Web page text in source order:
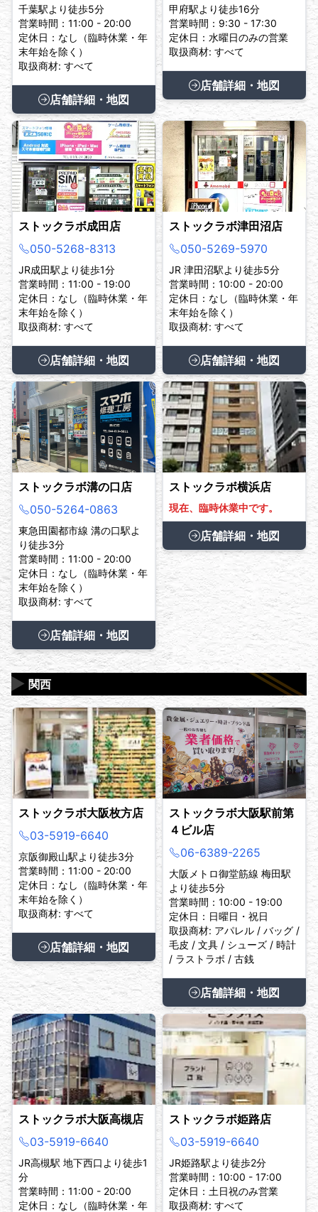
千葉駅より徒歩5分
営業時間：11:00 - 20:00
定休日：なし（臨時休業・年
末年始を除く）
取扱商材: すべて
店舗詳細・地図
甲府駅より徒歩16分
営業時間：9:30 - 17:30
定休日：水曜日のみの営業
取扱商材: すべて
店舗詳細・地図
ストックラボ成田店
050-5268-8313
JR成田駅より徒歩1分
営業時間：11:00 - 19:00
定休日：なし（臨時休業・年
末年始を除く）
取扱商材: すべて
店舗詳細・地図
ストックラボ津田沼店
050-5269-5970
JR 津田沼駅より徒歩5分
営業時間：10:00 - 20:00
定休日：なし（臨時休業・年
末年始を除く）
取扱商材: すべて
店舗詳細・地図
ストックラボ溝の口店
050-5264-0863
東急田園都市線 溝の口駅よ
り徒歩3分
営業時間：11:00 - 20:00
定休日：なし（臨時休業・年
末年始を除く）
取扱商材: すべて
店舗詳細・地図
ストックラボ横浜店
現在、臨時休業中です。
店舗詳細・地図
関西
▶
ストックラボ大阪枚方店
03-5919-6640
京阪御殿山駅より徒歩3分
営業時間：11:00 - 20:00
定休日：なし（臨時休業・年
末年始を除く）
取扱商材: すべて
店舗詳細・地図
ストックラボ大阪駅前第
４ビル店
06-6389-2265
大阪メトロ御堂筋線 梅田駅
より徒歩5分
営業時間：10:00 - 19:00
定休日：日曜日・祝日
取扱商材: アパレル / バッグ /
毛皮 / 文具 / シューズ / 時計
/ ラストラボ / 古銭
店舗詳細・地図
ストックラボ大阪高槻店
03-5919-6640
JR高槻駅 地下西口より徒歩1
分
営業時間：11:00 - 20:00
定休日：なし（臨時休業・年
ストックラボ姫路店
03-5919-6640
JR姫路駅より徒歩2分
営業時間：10:00 - 17:00
定休日：土日祝のみ営業
取扱商材: すべて